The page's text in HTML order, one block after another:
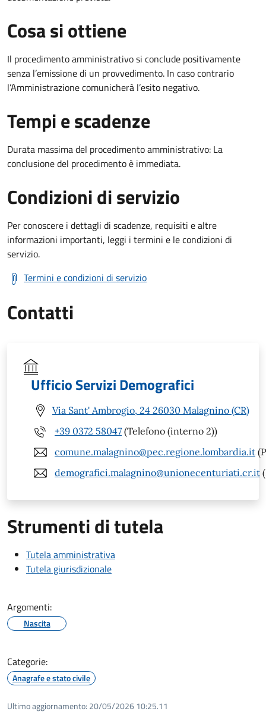
Cosa si ottiene
Il procedimento amministrativo si conclude positivamente
senza l’emissione di un provvedimento. In caso contrario
l’Amministrazione comunicherà l’esito negativo.
Tempi e scadenze
Durata massima del procedimento amministrativo: La
conclusione del procedimento è immediata.
Condizioni di servizio
Per conoscere i dettagli di scadenze, requisiti e altre
informazioni importanti, leggi i termini e le condizioni di
servizio.
Termini e condizioni di servizio
Contatti
Ufficio Servizi Demografici
Via Sant' Ambrogio, 24 26030 Malagnino (CR)
+39 0372 58047 (Telefono (interno 2))
comune.malagnino@pec.regione.lombardia.it
demografici.malagnino@unionecenturiati.cr.it
Strumenti di tutela
Tutela amministrativa
Tutela giurisdizionale
Argomenti:
Nascita
Categorie:
Anagrafe e stato civile
Ultimo aggiornamento: 20/05/2026 10:25.11